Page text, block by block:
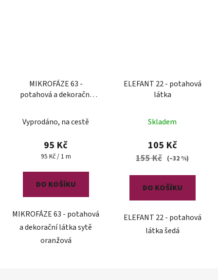
MIKROFÁZE 63 -
potahová a dekorační
Vyprodáno, na cestě
95 Kč
Měrná
95 Kč / 1 m
DO KOŠÍKU
MIKROFÁZE 63 - potahová
a dekorační látka sytě
oranžová
ELEFANT 22 - potahová
látka
Skladem
105 Kč
155 Kč (–32 %)
DO KOŠÍKU
ELEFANT 22 - potahová
látka šedá